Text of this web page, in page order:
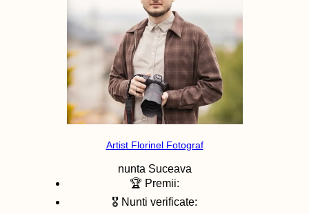
Artist Florinel Fotograf
nunta Suceava
🏆 Premii:
🎖️ Nunti verificate: